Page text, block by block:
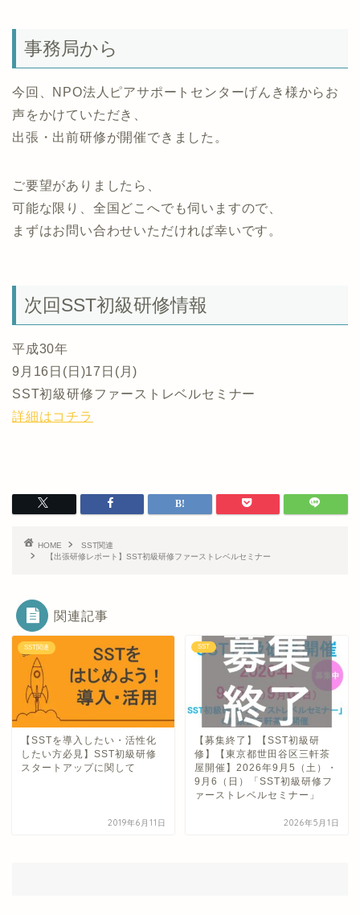
事務局から
今回、NPO法人ピアサポートセンターげんき様からお
声をかけていただき、
出張・出前研修が開催できました。
ご要望がありましたら、
可能な限り、全国どこへでも伺いますので、
まずはお問い合わせいただければ幸いです。
次回SST初級研修情報
平成30年
9月16日(日)17日(月)
SST初級研修ファーストレベルセミナー
詳細はコチラ
HOME
SST関連
【出張研修レポート】SST初級研修ファーストレベルセミナー
関連記事
SST関連
【SSTを導入したい・活性化
したい方必見】SST初級研修
スタートアップに関して
2019年6月11日
SST
【募集終了】【SST初級研
修】【東京都世田谷区三軒茶
屋開催】2026年9月5（土）・
9月6（日）「SST初級研修フ
ァーストレベルセミナー」
2026年5月1日